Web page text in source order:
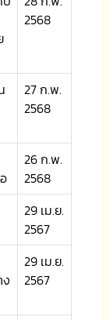
2568
27 ก.พ.
2568
26 ก.พ.
2568
29 เม.ย.
2567
29 เม.ย.
2567